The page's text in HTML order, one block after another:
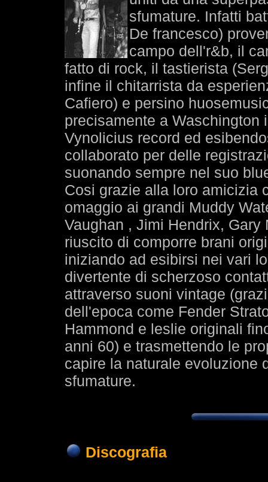
sfumature. Infatti
De francesco)
campo dell'r&b, il
fatto di rock, il tastierista
infine il chitarrista da
Cafiero) e persino
precisamente a Waschington
Vynolicius record ed
collaborato per delle
suonando sempre nel suo
Cosi grazie alla loro amicizia
omaggio ai grandi Muddy
Vaughan , Jimi Hendrix,
riuscito di comporre brani
iniziando ad esibirsi nei vari
divertente di scherzoso
attraverso suoni vintage
dell'epoca come Fender
Hammond e leslie originali
anni 60) e trasmettendo le
capire la naturale evoluzione
sfumature.
Discografia